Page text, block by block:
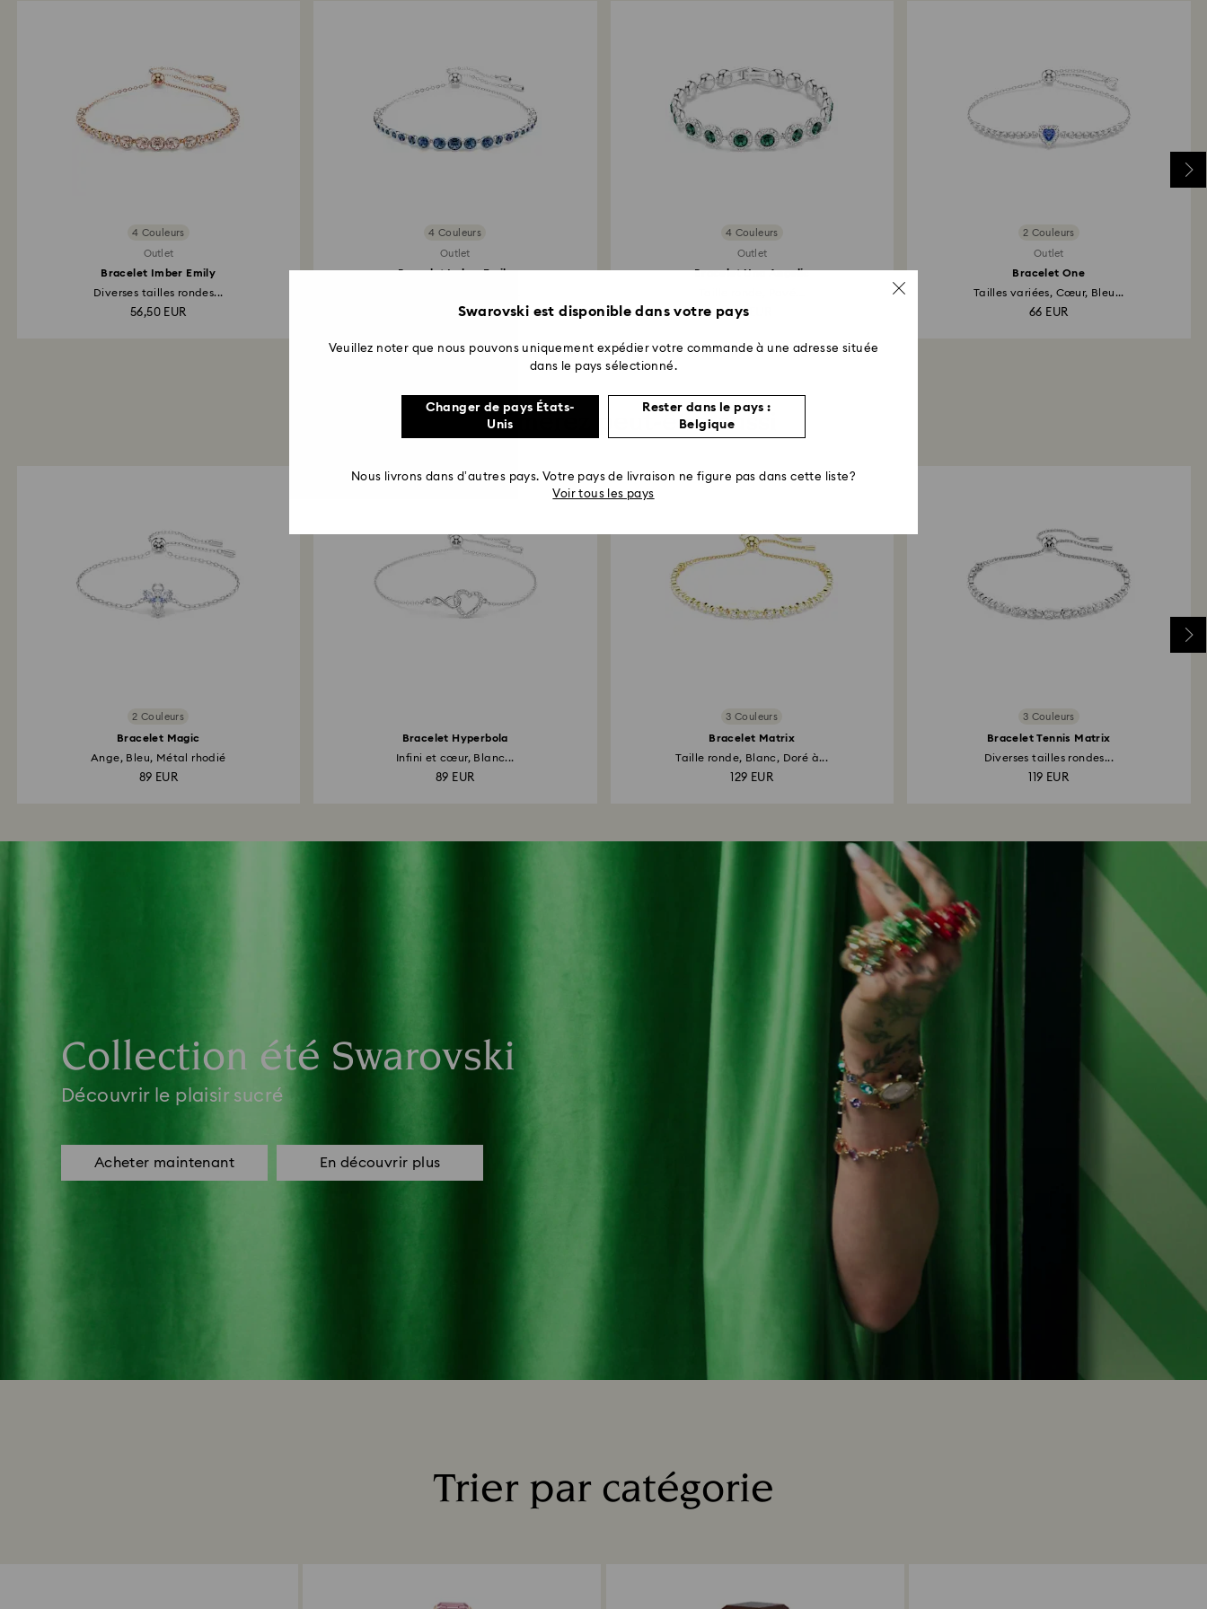
4 Couleurs
Outlet
Bracelet Imber Emily
Diverses tailles rondes...
56,50 EUR
4 Couleurs
Outlet
Bracelet Imber Emily
56,50 EUR
4 Couleurs
Outlet
Bracelet Una Angelic
86 EUR
2 Couleurs
Outlet
Bracelet One
Tailles variées, Cœur, Bleu...
66 EUR
Vous aimerez peut-être aussi
2 Couleurs
Bracelet Magic
Ange, Bleu, Métal rhodié
89 EUR
Bracelet Hyperbola
Infini et cœur, Blanc...
89 EUR
3 Couleurs
Bracelet Matrix
Taille ronde, Blanc, Doré à...
129 EUR
3 Couleurs
Bracelet Tennis Matrix
Diverses tailles rondes...
119 EUR
Collection été Swarovski
Découvrir le plaisir sucré
Acheter maintenant En découvrir plus
Trier par catégorie
Swarovski est disponible dans votre pays
Veuillez noter que nous pouvons uniquement expédier votre commande à une adresse située
dans le pays sélectionné.
Changer de pays États-
Unis
Rester dans le pays :
Belgique
Nous livrons dans d’autres pays. Votre pays de livraison ne figure pas dans cette liste?
Voir tous les pays